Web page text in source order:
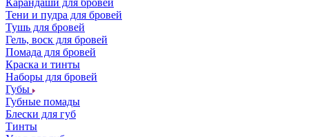
Карандаши для бровей
Тени и пудра для бровей
Тушь для бровей
Гель, воск для бровей
Помада для бровей
Краска и тинты
Наборы для бровей
Губы
Губные помады
Блески для губ
Тинты